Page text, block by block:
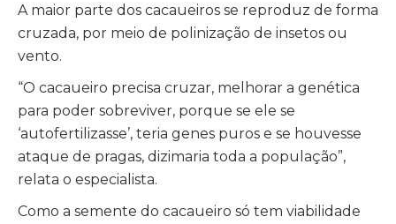
A maior parte dos cacaueiros se reproduz de forma
cruzada, por meio de polinização de insetos ou
vento.
“O cacaueiro precisa cruzar, melhorar a genética
para poder sobreviver, porque se ele se
‘autofertilizasse’, teria genes puros e se houvesse
ataque de pragas, dizimaria toda a população”,
relata o especialista.
Como a semente do cacaueiro só tem viabilidade